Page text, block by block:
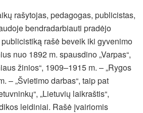
rašytojas, pedagogas, publicistas,
bendradarbiauti pradėjo
publicistiką rašė beveik iki gyvenimo
nuo 1892 m. spausdino „Varpas“,
žinios“, 1909–1915 m. – „Rygos
– „Švietimo darbas“, taip pat
„Lietuvių laikraštis“,
leidiniai. Rašė įvairiomis